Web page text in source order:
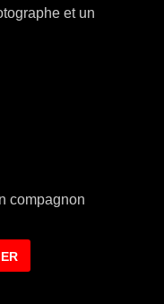
et un
compagnon